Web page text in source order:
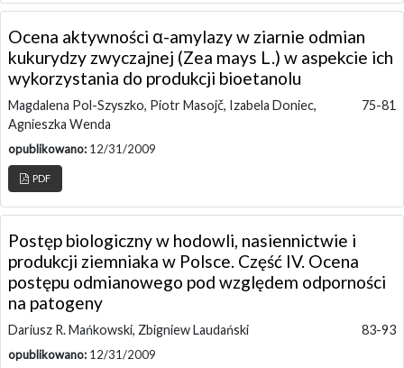
Ocena aktywności α-amylazy w ziarnie odmian
kukurydzy zwyczajnej (Zea mays L.) w aspekcie ich
wykorzystania do produkcji bioetanolu
Magdalena Pol-Szyszko, Piotr Masojč, Izabela Doniec,
Agnieszka Wenda
75-81
opublikowano: 12/31/2009
PDF
Postęp biologiczny w hodowli, nasiennictwie i
produkcji ziemniaka w Polsce. Część IV. Ocena
postępu odmianowego pod względem odporności
na patogeny
Dariusz R. Mańkowski, Zbigniew Laudański 83-93
opublikowano: 12/31/2009